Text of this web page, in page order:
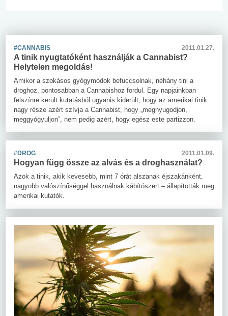
#CANNABIS 2011.01.27.
A tinik nyugtatóként használják a Cannabist?
Helytelen megoldás!
Amikor a szokásos gyógymódok befuccsolnak, néhány tini a
droghoz, pontosabban a Cannabishoz fordul. Egy napjainkban
felszínre került kutatásból ugyanis kiderült, hogy az amerikai tinik
nagy része azért szívja a Cannabist, hogy „megnyugodjon,
meggyógyuljon”, nem pedig azért, hogy egész este partizzon.
#DROG 2011.01.09.
Hogyan függ össze az alvás és a droghasználat?
Azok a tinik, akik kevesebb, mint 7 órát alszanak éjszakánként,
nagyobb valószínűséggel használnak kábítószert – állapították meg
amerikai kutatók.